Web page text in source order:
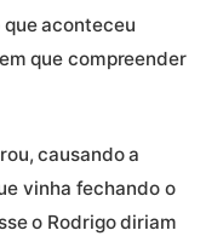
aconteceu
que compreender
causando a
vinha fechando o
o Rodrigo diriam